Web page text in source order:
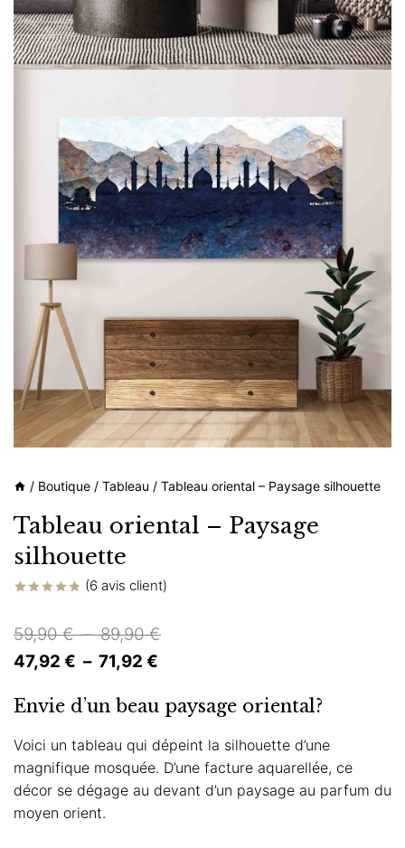
/ Boutique / Tableau / Tableau oriental – Paysage silhouette
Tableau oriental – Paysage
silhouette
sur
notations
client
(6 avis client)
59,90€ – 89,90€Plage
59,90 €
à
89,90 €
47,92 € – 71,92 €
prix :
47,92 €
à
71,92 €
Envie d’un beau paysage oriental?
Voici un tableau qui dépeint la silhouette d’une
magnifique mosquée. D’une facture aquarellée, ce
décor se dégage au devant d’un paysage au parfum du
moyen orient.